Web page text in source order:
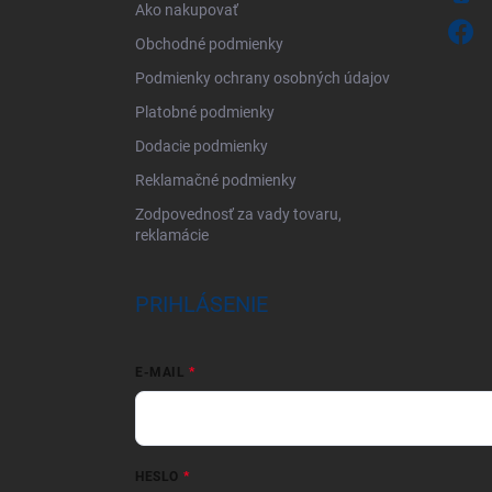
Ako nakupovať
Obchodné podmienky
Podmienky ochrany osobných údajov
Platobné podmienky
Dodacie podmienky
Reklamačné podmienky
Zodpovednosť za vady tovaru,
reklamácie
PRIHLÁSENIE
E-MAIL
HESLO